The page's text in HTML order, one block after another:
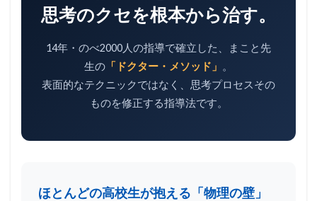
思考のクセを根本から治す。
14年・のべ2000人の指導で確立した、まこと先
生の 「ドクター・メソッド」 。
表面的なテクニックではなく、思考プロセスその
ものを修正する指導法です。
ほとんどの高校生が抱える「物理の壁」